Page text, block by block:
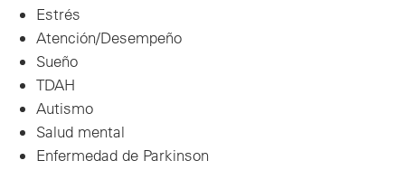
Estrés
Atención/Desempeño
Sueño
TDAH
Autismo
Salud mental
Enfermedad de Parkinson